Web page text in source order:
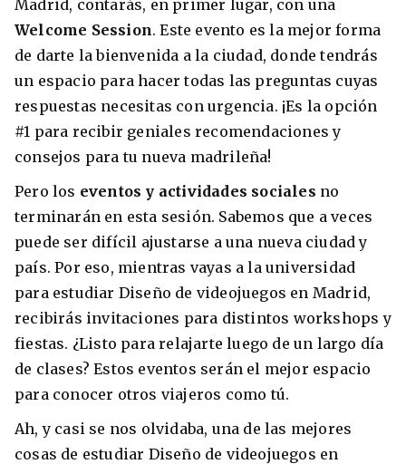
Madrid, contarás, en primer lugar, con una
Welcome Session. Este evento es la mejor forma
de darte la bienvenida a la ciudad, donde tendrás
un espacio para hacer todas las preguntas cuyas
respuestas necesitas con urgencia. ¡Es la opción
#1 para recibir geniales recomendaciones y
consejos para tu nueva madrileña!
Pero los eventos y actividades sociales no
terminarán en esta sesión. Sabemos que a veces
puede ser difícil ajustarse a una nueva ciudad y
país. Por eso, mientras vayas a la universidad
para estudiar Diseño de videojuegos en Madrid,
recibirás invitaciones para distintos workshops y
fiestas. ¿Listo para relajarte luego de un largo día
de clases? Estos eventos serán el mejor espacio
para conocer otros viajeros como tú.
Ah, y casi se nos olvidaba, una de las mejores
cosas de estudiar Diseño de videojuegos en